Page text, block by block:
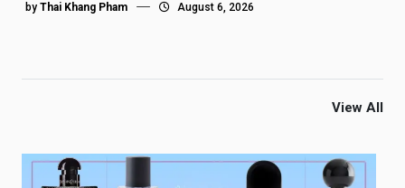
by Thai Khang Pham August 6, 2026
View All